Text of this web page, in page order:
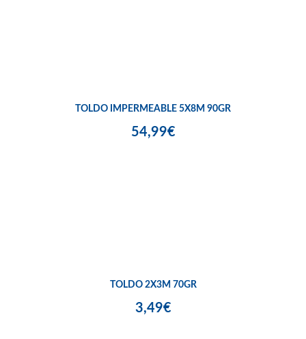
TOLDO IMPERMEABLE 5X8M 90GR
54,99€
TOLDO 2X3M 70GR
3,49€